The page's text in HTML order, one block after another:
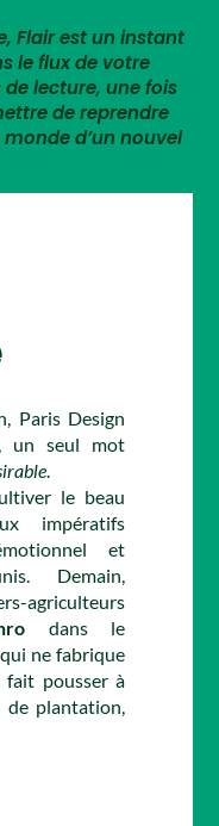
Flair est un instant
le flux de votre
lecture, une fois
de reprendre
d’un nouvel
Paris Design
un seul mot
.
le beau
impératifs
et
Demain,
agriculteurs
dans le
ne fabrique
fait pousser à
de plantation,